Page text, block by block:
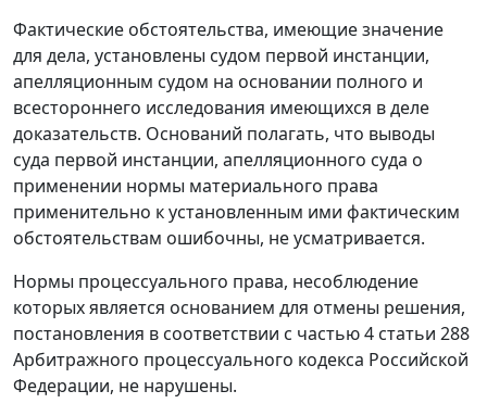
Фактические обстоятельства, имеющие значение
для дела, установлены судом первой инстанции,
апелляционным судом на основании полного и
всестороннего исследования имеющихся в деле
доказательств. Оснований полагать, что выводы
суда первой инстанции, апелляционного суда о
применении нормы материального права
применительно к установленным ими фактическим
обстоятельствам ошибочны, не усматривается.
Нормы процессуального права, несоблюдение
которых является основанием для отмены решения,
постановления в соответствии с частью 4 статьи 288
Арбитражного процессуального кодекса Российской
Федерации, не нарушены.